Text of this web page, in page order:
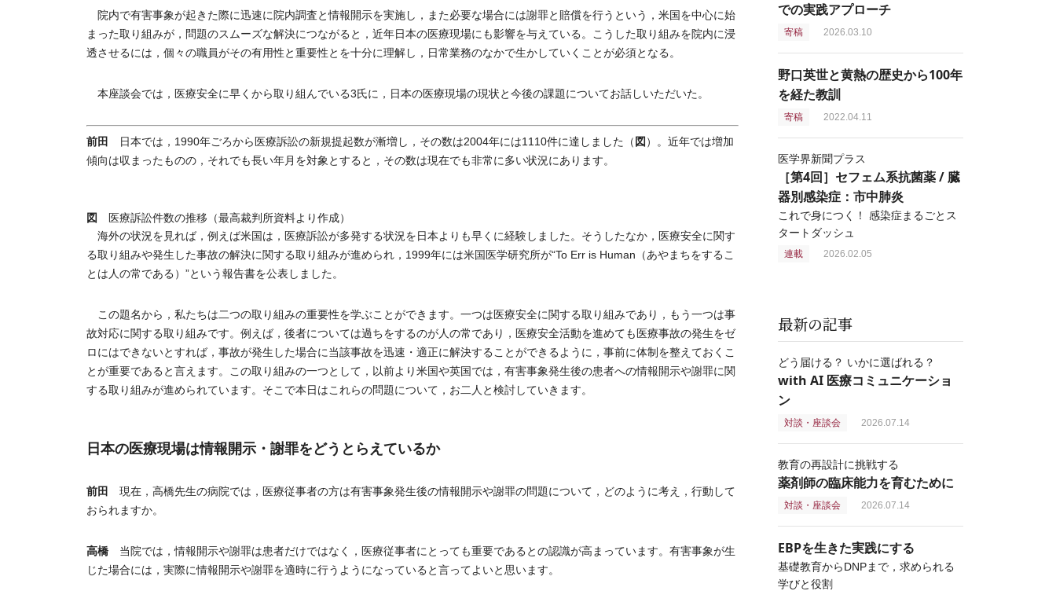
院内で有害事象が起きた際に迅速に院内調査と情報開示を実施し，また必要な場合には謝罪と賠償を行うという，米国を中心に始
まった取り組みが，問題のスムーズな解決につながると，近年日本の医療現場にも影響を与えている。こうした取り組みを院内に浸
透させるには，個々の職員がその有用性と重要性とを十分に理解し，日常業務のなかで生かしていくことが必須となる。
本座談会では，医療安全に早くから取り組んでいる3氏に，日本の医療現場の現状と今後の課題についてお話しいただいた。
前田 日本では，1990年ごろから医療訴訟の新規提起数が漸増し，その数は2004年には1110件に達しました（図）。近年では増加
傾向は収まったものの，それでも長い年月を対象とすると，その数は現在でも非常に多い状況にあります。
図 医療訴訟件数の推移（最高裁判所資料より作成）
海外の状況を見れば，例えば米国は，医療訴訟が多発する状況を日本よりも早くに経験しました。そうしたなか，医療安全に関す
る取り組みや発生した事故の解決に関する取り組みが進められ，1999年には米国医学研究所が“To Err is Human（あやまちをするこ
とは人の常である）”という報告書を公表しました。
この題名から，私たちは二つの取り組みの重要性を学ぶことができます。一つは医療安全に関する取り組みであり，もう一つは事
故対応に関する取り組みです。例えば，後者については過ちをするのが人の常であり，医療安全活動を進めても医療事故の発生をゼ
ロにはできないとすれば，事故が発生した場合に当該事故を迅速・適正に解決することができるように，事前に体制を整えておくこ
とが重要であると言えます。この取り組みの一つとして，以前より米国や英国では，有害事象発生後の患者への情報開示や謝罪に関
する取り組みが進められています。そこで本日はこれらの問題について，お二人と検討していきます。
日本の医療現場は情報開示・謝罪をどうとらえているか
前田 現在，高橋先生の病院では，医療従事者の方は有害事象発生後の情報開示や謝罪の問題について，どのように考え，行動して
おられますか。
高橋 当院では，情報開示や謝罪は患者だけではなく，医療従事者にとっても重要であるとの認識が高まっています。有害事象が生
じた場合には，実際に情報開示や謝罪を適時に行うようになっていると言ってよいと思います。
での実践アプローチ
寄稿 2026.03.10
野口英世と黄熱の歴史から100年
を経た教訓
寄稿 2022.04.11
医学界新聞プラス
［第4回］セフェム系抗菌薬 / 臓
器別感染症：市中肺炎
これで身につく！ 感染症まるごとス
タートダッシュ
連載 2026.02.05
最新の記事
どう届ける？ いかに選ばれる？
with AI 医療コミュニケーショ
ン
対談・座談会 2026.07.14
教育の再設計に挑戦する
薬剤師の臨床能力を育むために
対談・座談会 2026.07.14
EBPを生きた実践にする
基礎教育からDNPまで，求められる
学びと役割